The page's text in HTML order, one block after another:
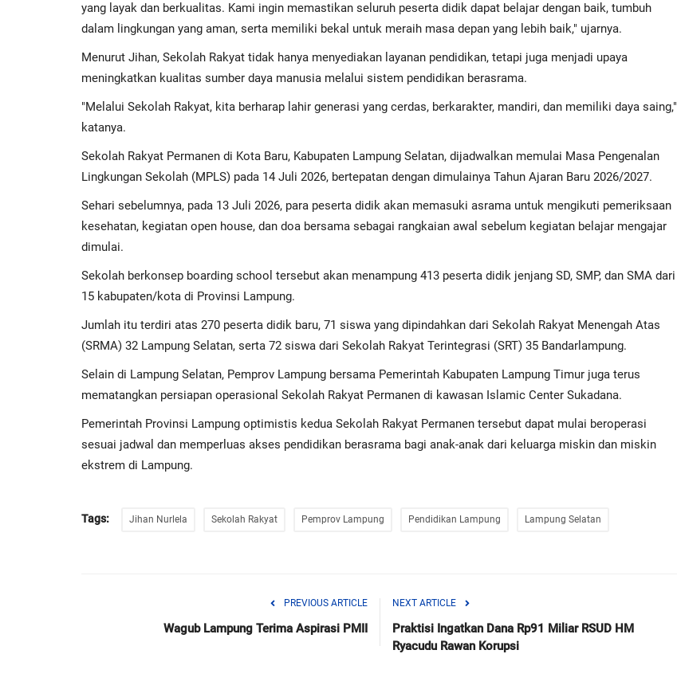
yang layak dan berkualitas. Kami ingin memastikan seluruh peserta didik dapat belajar dengan baik, tumbuh
dalam lingkungan yang aman, serta memiliki bekal untuk meraih masa depan yang lebih baik," ujarnya.
Menurut Jihan, Sekolah Rakyat tidak hanya menyediakan layanan pendidikan, tetapi juga menjadi upaya
meningkatkan kualitas sumber daya manusia melalui sistem pendidikan berasrama.
"Melalui Sekolah Rakyat, kita berharap lahir generasi yang cerdas, berkarakter, mandiri, dan memiliki daya saing,"
katanya.
Sekolah Rakyat Permanen di Kota Baru, Kabupaten Lampung Selatan, dijadwalkan memulai Masa Pengenalan
Lingkungan Sekolah (MPLS) pada 14 Juli 2026, bertepatan dengan dimulainya Tahun Ajaran Baru 2026/2027.
Sehari sebelumnya, pada 13 Juli 2026, para peserta didik akan memasuki asrama untuk mengikuti pemeriksaan
kesehatan, kegiatan open house, dan doa bersama sebagai rangkaian awal sebelum kegiatan belajar mengajar
dimulai.
Sekolah berkonsep boarding school tersebut akan menampung 413 peserta didik jenjang SD, SMP, dan SMA dari
15 kabupaten/kota di Provinsi Lampung.
Jumlah itu terdiri atas 270 peserta didik baru, 71 siswa yang dipindahkan dari Sekolah Rakyat Menengah Atas
(SRMA) 32 Lampung Selatan, serta 72 siswa dari Sekolah Rakyat Terintegrasi (SRT) 35 Bandarlampung.
Selain di Lampung Selatan, Pemprov Lampung bersama Pemerintah Kabupaten Lampung Timur juga terus
mematangkan persiapan operasional Sekolah Rakyat Permanen di kawasan Islamic Center Sukadana.
Pemerintah Provinsi Lampung optimistis kedua Sekolah Rakyat Permanen tersebut dapat mulai beroperasi
sesuai jadwal dan memperluas akses pendidikan berasrama bagi anak-anak dari keluarga miskin dan miskin
ekstrem di Lampung.
Tags: Jihan Nurlela Sekolah Rakyat Pemprov Lampung Pendidikan Lampung Lampung Selatan
PREVIOUS ARTICLE
Wagub Lampung Terima Aspirasi PMII
NEXT ARTICLE
Praktisi Ingatkan Dana Rp91 Miliar RSUD HM
Ryacudu Rawan Korupsi